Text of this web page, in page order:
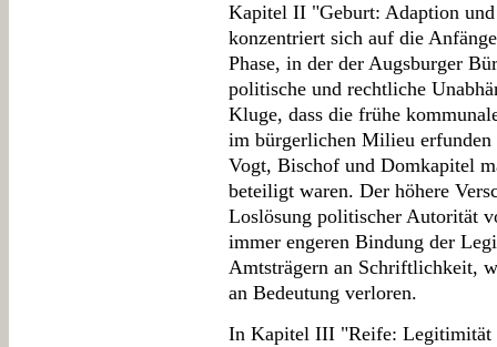
Kapitel II "Geburt: Adaption
konzentriert sich auf die
Phase, in der der Augsburger
politische und rechtliche
Kluge, dass die frühe
im bürgerlichen Milieu
Vogt, Bischof und Domkapitel
beteiligt waren. Der höhere
Loslösung politischer Autorität
immer engeren Bindung der
Amtsträgern an Schriftlichkeit,
an Bedeutung verloren.
In Kapitel III "Reife: Legitimität